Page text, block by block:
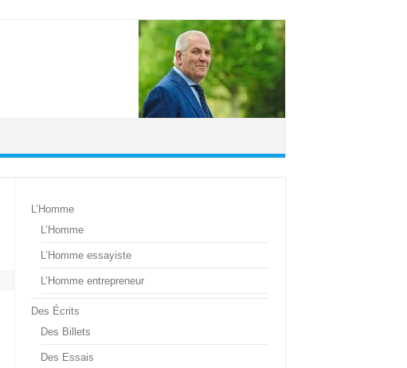
L’Homme
L’Homme
L’Homme essayiste
L’Homme entrepreneur
Des Écrits
Des Billets
Des Essais